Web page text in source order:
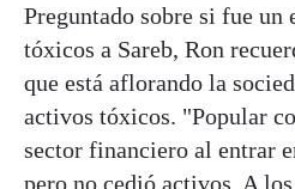
Preguntado sobre si fue un
tóxicos a Sareb, Ron
que está aflorando la
activos tóxicos. "Popular
sector financiero al entrar
pero no cedió activos. A